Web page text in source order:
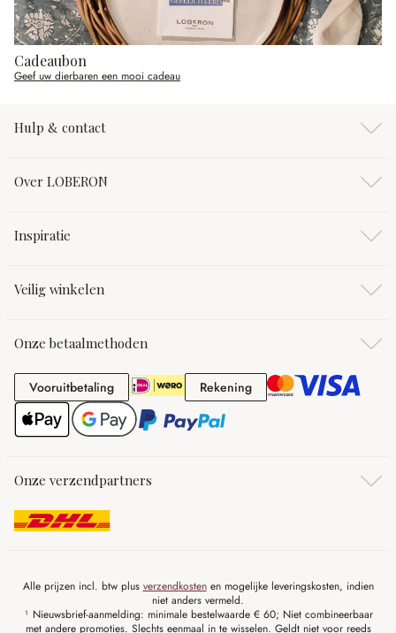
Cadeaubon
Geef uw dierbaren een mooi cadeau
Hulp & contact
Over LOBERON
Inspiratie
Veilig winkelen
Onze betaalmethoden
VooruitbetalingVooruitbetaling RekeningRekening
Onze verzendpartners
Alle prijzen incl. btw plus verzendkostenen mogelijke leveringskosten, indien
niet anders vermeld.
¹ Nieuwsbrief-aanmelding: minimale bestelwaarde € 60; Niet combineerbaar
met andere promoties. Slechts eenmaal in te wisselen. Geldt niet voor reeds